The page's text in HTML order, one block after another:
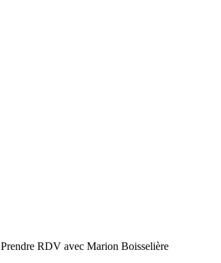
Prendre RDV avec Marion Boisselière